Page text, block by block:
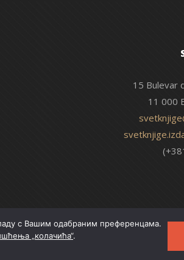
15 Bulevar
11 000
©
с Вашим одабраним преференцама.
„колачића“.